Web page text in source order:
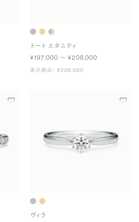
トート エタニティ
¥197,000 〜 ¥208,000
表示商品： ¥208,000
ヴィラ